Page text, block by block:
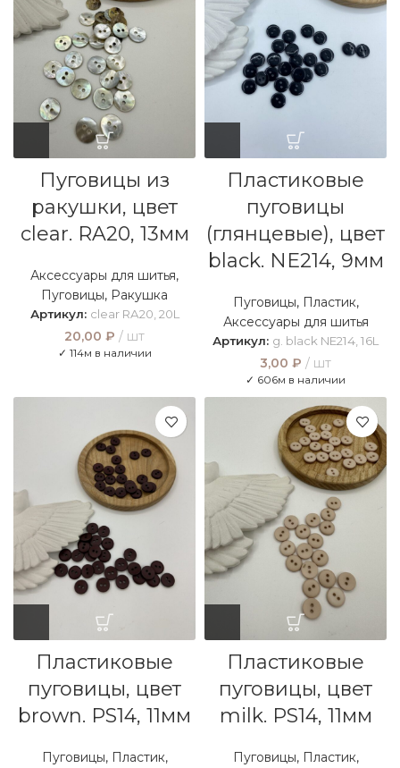
Пуговицы из
ракушки, цвет
clear. RA20, 13мм
Аксессуары для шитья,
Пуговицы, Ракушка
Артикул: clear RA20, 20L
20,00 ₽ шт
✓ 114м в наличии
Пластиковые
пуговицы
(глянцевые), цвет
black. NE214, 9мм
Пуговицы, Пластик,
Аксессуары для шитья
Артикул: g. black NE214, 16L
3,00 ₽ шт
✓ 606м в наличии
Пластиковые
пуговицы, цвет
brown. PS14, 11мм
Пуговицы, Пластик,
Пластиковые
пуговицы, цвет
milk. PS14, 11мм
Пуговицы, Пластик,